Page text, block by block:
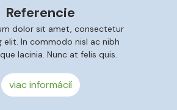
Referencie
dolor sit amet, consectetur
elit. In commodo nisl ac nibh
lacinia. Nunc at felis quis.
viac informácií